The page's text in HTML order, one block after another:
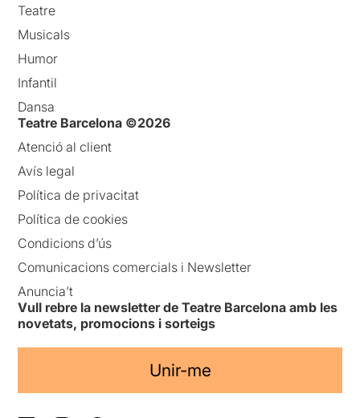
Teatre
Musicals
Humor
Infantil
Dansa
Teatre Barcelona ©2026
Atenció al client
Avís legal
Política de privacitat
Política de cookies
Condicions d’ús
Comunicacions comercials i Newsletter
Anuncia’t
Vull rebre la newsletter de Teatre Barcelona amb les
novetats, promocions i sorteigs
Unir-me